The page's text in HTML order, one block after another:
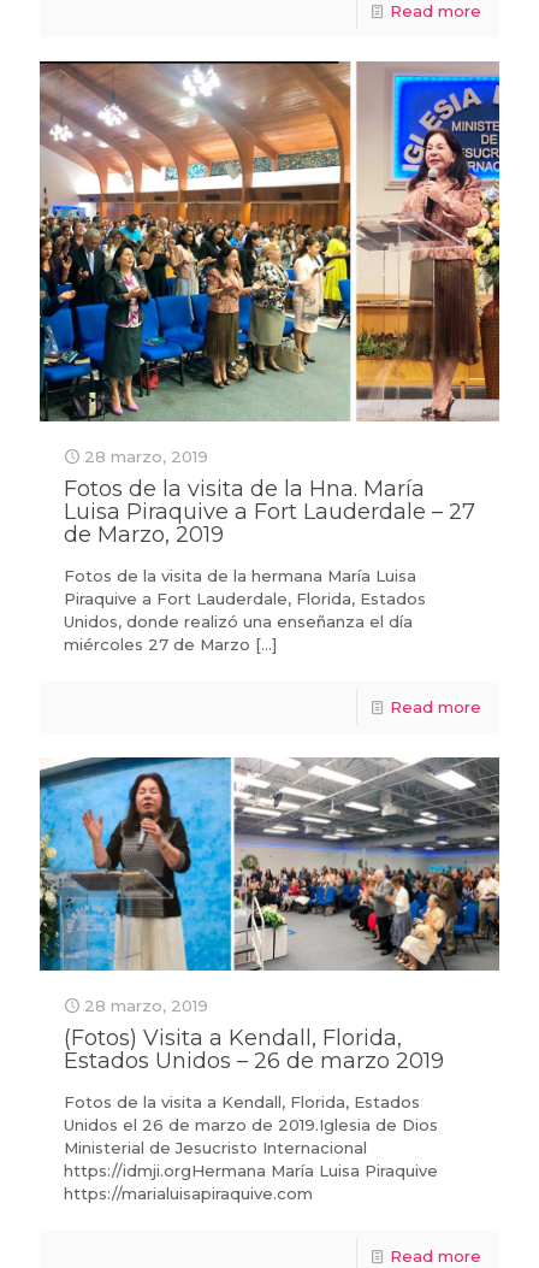
Read more
28 marzo, 2019
Fotos de la visita de la Hna. María
Luisa Piraquive a Fort Lauderdale – 27
de Marzo, 2019
Fotos de la visita de la hermana María Luisa
Piraquive a Fort Lauderdale, Florida, Estados
Unidos, donde realizó una enseñanza el día
miércoles 27 de Marzo […]
Read more
28 marzo, 2019
(Fotos) Visita a Kendall, Florida,
Estados Unidos – 26 de marzo 2019
Fotos de la visita a Kendall, Florida, Estados
Unidos el 26 de marzo de 2019.Iglesia de Dios
Ministerial de Jesucristo Internacional
https://idmji.orgHermana María Luisa Piraquive
https://marialuisapiraquive.com
Read more